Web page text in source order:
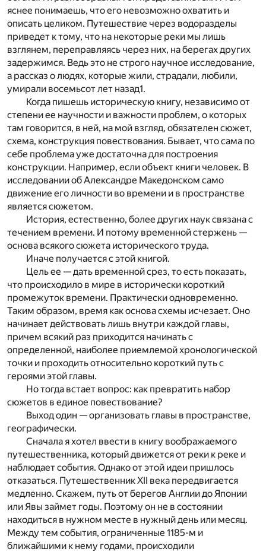
яснее понимаешь, что его невозможно охватить и
описать целиком. Путешествие через водоразделы
приведет к тому, что на некоторые реки мы лишь
взглянем, переправляясь через них, на берегах других
задержимся. Ведь это не строго научное исследование,
а рассказ о людях, которые жили, страдали, любили,
умирали восемьсот лет назад1.
Когда пишешь историческую книгу, независимо от
степени ее научности и важности проблем, о которых
там говорится, в ней, на мой взгляд, обязателен сюжет,
схема, конструкция повествования. Бывает, что сама по
себе проблема уже достаточна для построения
конструкции. Например, если объект книги человек. В
исследовании об Александре Македонском само
движение его личности во времени и в пространстве
является сюжетом.
История, естественно, более других наук связана с
течением времени. И потому временной стержень —
основа всякого сюжета исторического труда.
Иначе получается с этой книгой.
Цель ее — дать временной срез, то есть показать,
что происходило в мире в исторически короткий
промежуток времени. Практически одновременно.
Таким образом, время как основа схемы исчезает. Оно
начинает действовать лишь внутри каждой главы,
причем всякий раз приходится начинать с
определенной, наиболее приемлемой хронологической
точки и проходить относительно короткий путь с
героями этой главы.
Но тогда встает вопрос: как превратить набор
сюжетов в единое повествование?
Выход один — организовать главы в пространстве,
географически.
Сначала я хотел ввести в книгу воображаемого
путешественника, который движется от реки к реке и
наблюдает события. Однако от этой идеи пришлось
отказаться. Путешественник XII века передвигается
медленно. Скажем, путь от берегов Англии до Японии
или Явы займет годы. Поэтому он не в состоянии
находиться в нужном месте в нужный день или месяц.
Между тем события, ограниченные 1185-м и
ближайшими к нему годами, происходили